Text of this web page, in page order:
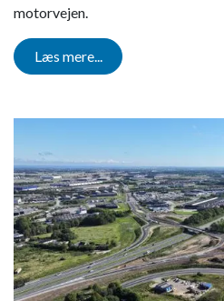
motorvejen.
Læs mere...